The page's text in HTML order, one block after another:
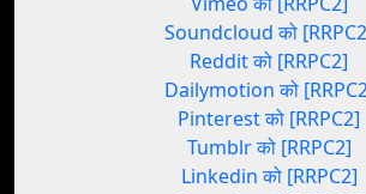
Soundcloud को
Reddit को [RRPC2]
Dailymotion को
Pinterest को [RRPC2]
Tumblr को [RRPC2]
Linkedin को [RRPC2]